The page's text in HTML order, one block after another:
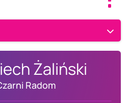
Żaliński
Radom